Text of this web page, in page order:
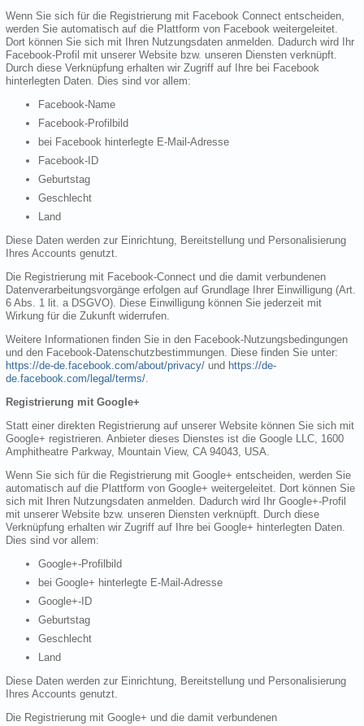
Wenn Sie sich für die Registrierung mit Facebook Connect entscheiden,
werden Sie automatisch auf die Plattform von Facebook weitergeleitet.
Dort können Sie sich mit Ihren Nutzungsdaten anmelden. Dadurch wird Ihr
Facebook-Profil mit unserer Website bzw. unseren Diensten verknüpft.
Durch diese Verknüpfung erhalten wir Zugriff auf Ihre bei Facebook
hinterlegten Daten. Dies sind vor allem:
Facebook-Name
Facebook-Profilbild
bei Facebook hinterlegte E-Mail-Adresse
Facebook-ID
Geburtstag
Geschlecht
Land
Diese Daten werden zur Einrichtung, Bereitstellung und Personalisierung
Ihres Accounts genutzt.
Die Registrierung mit Facebook-Connect und die damit verbundenen
Datenverarbeitungsvorgänge erfolgen auf Grundlage Ihrer Einwilligung (Art.
6 Abs. 1 lit. a DSGVO). Diese Einwilligung können Sie jederzeit mit
Wirkung für die Zukunft widerrufen.
Weitere Informationen finden Sie in den Facebook-Nutzungsbedingungen
und den Facebook-Datenschutzbestimmungen. Diese finden Sie unter:
https://de-de.facebook.com/about/privacy/ und https://de-
de.facebook.com/legal/terms/.
Registrierung mit Google+
Statt einer direkten Registrierung auf unserer Website können Sie sich mit
Google+ registrieren. Anbieter dieses Dienstes ist die Google LLC, 1600
Amphitheatre Parkway, Mountain View, CA 94043, USA.
Wenn Sie sich für die Registrierung mit Google+ entscheiden, werden Sie
automatisch auf die Plattform von Google+ weitergeleitet. Dort können Sie
sich mit Ihren Nutzungsdaten anmelden. Dadurch wird Ihr Google+-Profil
mit unserer Website bzw. unseren Diensten verknüpft. Durch diese
Verknüpfung erhalten wir Zugriff auf Ihre bei Google+ hinterlegten Daten.
Dies sind vor allem:
Google+-Profilbild
bei Google+ hinterlegte E-Mail-Adresse
Google+-ID
Geburtstag
Geschlecht
Land
Diese Daten werden zur Einrichtung, Bereitstellung und Personalisierung
Ihres Accounts genutzt.
Die Registrierung mit Google+ und die damit verbundenen